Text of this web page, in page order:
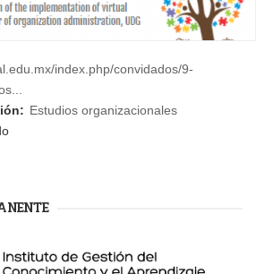
index.php/convidados/9-
Estudios organizacionales